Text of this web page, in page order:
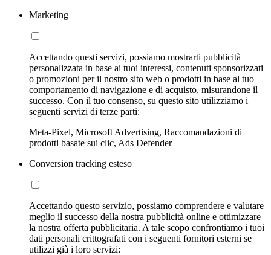
Marketing
Accettando questi servizi, possiamo mostrarti pubblicità
personalizzata in base ai tuoi interessi, contenuti sponsorizzati
o promozioni per il nostro sito web o prodotti in base al tuo
comportamento di navigazione e di acquisto, misurandone il
successo. Con il tuo consenso, su questo sito utilizziamo i
seguenti servizi di terze parti:
Meta-Pixel, Microsoft Advertising, Raccomandazioni di
prodotti basate sui clic, Ads Defender
Conversion tracking esteso
Accettando questo servizio, possiamo comprendere e valutare
meglio il successo della nostra pubblicità online e ottimizzare
la nostra offerta pubblicitaria. A tale scopo confrontiamo i tuoi
dati personali crittografati con i seguenti fornitori esterni se
utilizzi già i loro servizi: